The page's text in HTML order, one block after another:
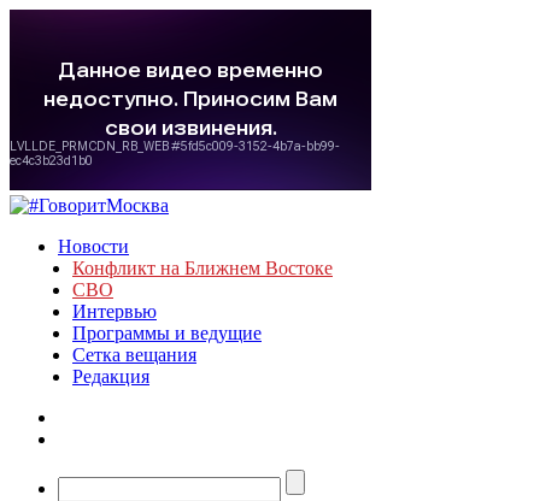
Новости
Конфликт на Ближнем Востоке
СВО
Интервью
Программы и ведущие
Сетка вещания
Редакция